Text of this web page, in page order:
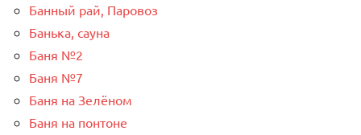
Банный рай, Паровоз
Банька, сауна
Баня №2
Баня №7
Баня на Зелёном
Баня на понтоне